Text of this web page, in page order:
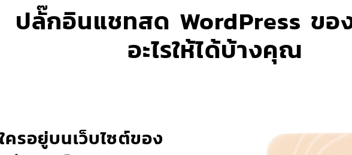
ปลั๊กอินแชทสด WordPress ของ
อะไรให้ได้บ้างคุณ
ครอยู่บนเว็บไซต์ของ